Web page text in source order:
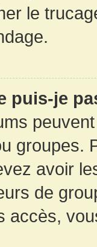
le
puis-je
groupes.
avoir
de
accès,